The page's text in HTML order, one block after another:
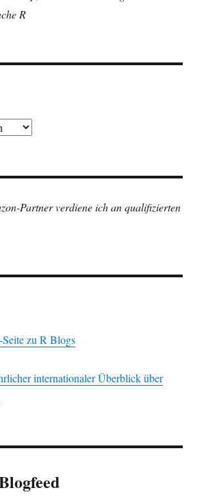
R
Partner verdiene ich an qualifizierten
zu R Blogs
internationaler Überblick über